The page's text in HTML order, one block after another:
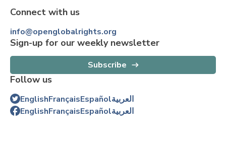
Connect with us
info@openglobalrights.org
Sign-up for our weekly newsletter
Subscribe
Follow us
EnglishFrançaisEspañolالعربية
EnglishFrançaisEspañolالعربية